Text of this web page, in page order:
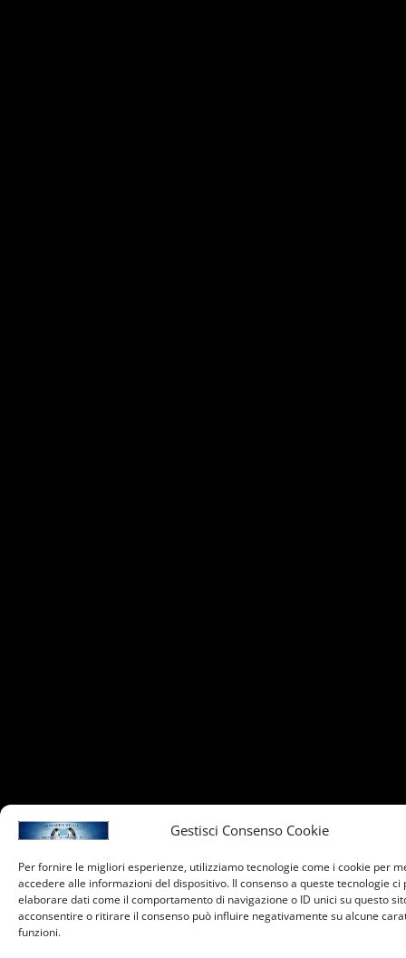
Gestisci Consenso Cookie
Per fornire le migliori esperienze, utilizziamo tecnologie come i cookie per
accedere alle informazioni del dispositivo. Il consenso a queste tecnologie
elaborare dati come il comportamento di navigazione o ID unici su questo
acconsentire o ritirare il consenso può influire negativamente su alcune
funzioni.